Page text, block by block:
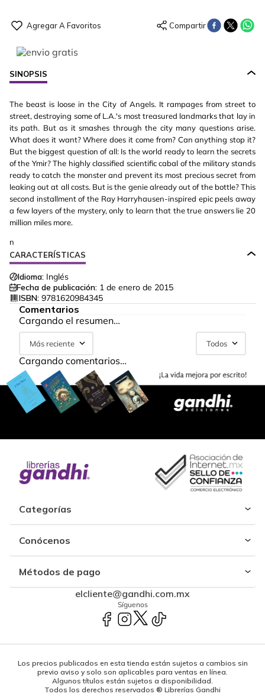
SINOPSIS
The beast is loose in the City of Angels. It rampages from street to
street, destroying some of L.A.'s most treasured landmarks that lay in
its path. But as it smashes through the city many questions arise.
What does it want? Where does it come from? Can anything stop it?
But the biggest question of all: Is the world ready to learn the secrets
of the Ymir? The highly classified scientific cabal of the military stands
ready to catch the monster and prevent its most precious secret from
leaking out at all costs. But is the genie already out of the bottle? This
second installment of the Ray Harryhausen-inspired epic peels away
a few layers of the mystery, only to learn that the true answers lie 20
million miles more.
n
CARACTERÍSTICAS
Idioma: Inglés
Fecha de publicación: 1 de enero de 2015
ISBN: 9781620984345
Comentarios
Cargando el resumen…
Más reciente Todos
Cargando comentarios…
Categorías
Conócenos
Métodos de pago
elcliente@gandhi.com.mx
Síguenos
Los precios publicados en esta tienda están sujetos a cambios sin
previo aviso y solo son aplicables para ventas en línea.
Algunos títulos están sujetos a disponibilidad.
Todos los derechos reservados ® Librerías Gandhi